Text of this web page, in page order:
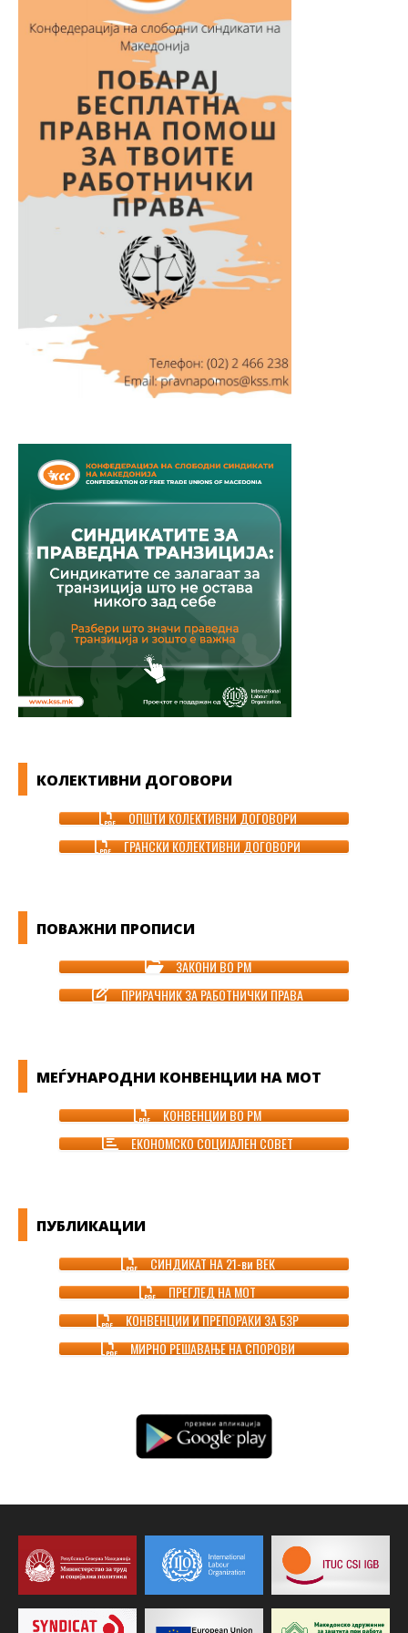
КОЛЕКТИВНИ ДОГОВОРИ
ОПШТИ КОЛЕКТИВНИ ДОГОВОРИ
ГРАНСКИ КОЛЕКТИВНИ ДОГОВОРИ
ПОВАЖНИ ПРОПИСИ
ЗАКОНИ ВО РМ
ПРИРАЧНИК ЗА РАБОТНИЧКИ ПРАВА
МЕЃУНАРОДНИ КОНВЕНЦИИ НА МОТ
КОНВЕНЦИИ ВО РМ
ЕКОНОМСКО СОЦИЈАЛЕН СОВЕТ
ПУБЛИКАЦИИ
СИНДИКАТ НА 21-ви ВЕК
ПРЕГЛЕД НА МОТ
КОНВЕНЦИИ И ПРЕПОРАКИ ЗА БЗР
МИРНО РЕШАВАЊЕ НА СПОРОВИ